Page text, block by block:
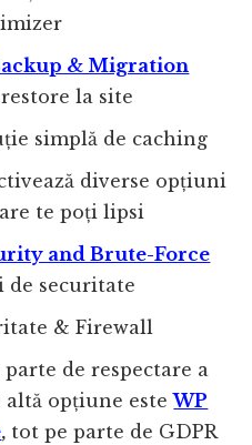
& Migration
la site
simplă de caching
diverse opțiuni
te poți lipsi
and Brute-Force
de securitate
& Firewall
de respectare a
altă opțiune esteWP
, tot pe parte de GDPR